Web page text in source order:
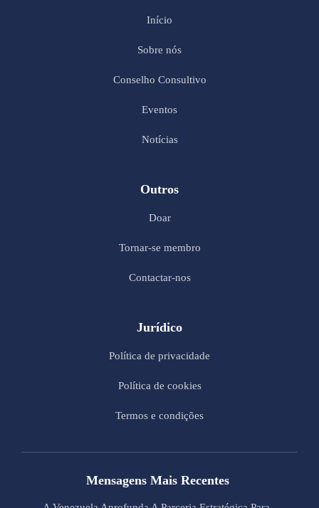
Início
Sobre nós
Conselho Consultivo
Eventos
Notícias
Outros
Doar
Tornar-se membro
Contactar-nos
Jurídico
Política de privacidade
Política de cookies
Termos e condições
Mensagens Mais Recentes